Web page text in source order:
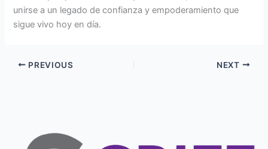
unirse a un legado de confianza y empoderamiento que
sigue vivo hoy en día.
PREVIOUS NEXT